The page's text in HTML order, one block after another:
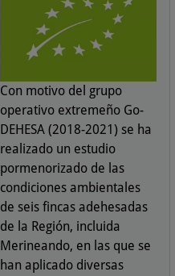
Con motivo del grupo
operativo extremeño Go-
DEHESA (2018-2021) se ha
realizado un estudio
pormenorizado de las
condiciones ambientales
de seis fincas adehesadas
de la Región, incluida
Merineando, en las que se
han aplicado diversas